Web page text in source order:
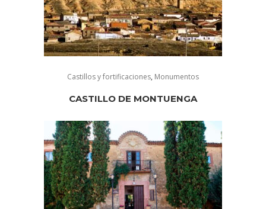
Castillos y fortificaciones, Monumentos
CASTILLO DE MONTUENGA